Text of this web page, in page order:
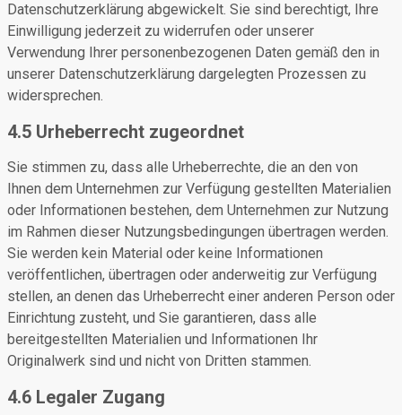
Datenschutzerklärung abgewickelt. Sie sind berechtigt, Ihre
Einwilligung jederzeit zu widerrufen oder unserer
Verwendung Ihrer personenbezogenen Daten gemäß den in
unserer Datenschutzerklärung dargelegten Prozessen zu
widersprechen.
4.5 Urheberrecht zugeordnet
Sie stimmen zu, dass alle Urheberrechte, die an den von
Ihnen dem Unternehmen zur Verfügung gestellten Materialien
oder Informationen bestehen, dem Unternehmen zur Nutzung
im Rahmen dieser Nutzungsbedingungen übertragen werden.
Sie werden kein Material oder keine Informationen
veröffentlichen, übertragen oder anderweitig zur Verfügung
stellen, an denen das Urheberrecht einer anderen Person oder
Einrichtung zusteht, und Sie garantieren, dass alle
bereitgestellten Materialien und Informationen Ihr
Originalwerk sind und nicht von Dritten stammen.
4.6 Legaler Zugang